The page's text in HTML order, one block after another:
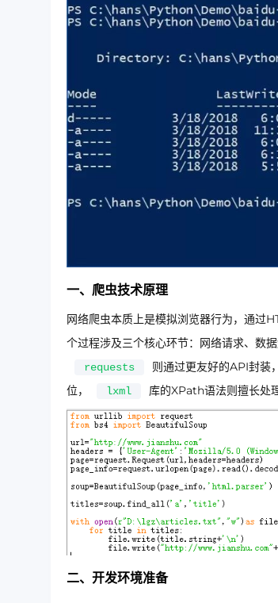
一、爬虫技术原理
网络爬虫本质上是模拟浏览器行为，通过
个过程涉及三个核心环节：网络请求、数
requests 则通过更友好的API封装
位，
lxml 库的XPath语法则擅长处
二、开发环境准备